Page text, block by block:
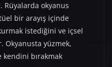
okyanus
bir arayış içinde
istediğini ve içsel
Okyanusta yüzmek,
kendini bırakmak